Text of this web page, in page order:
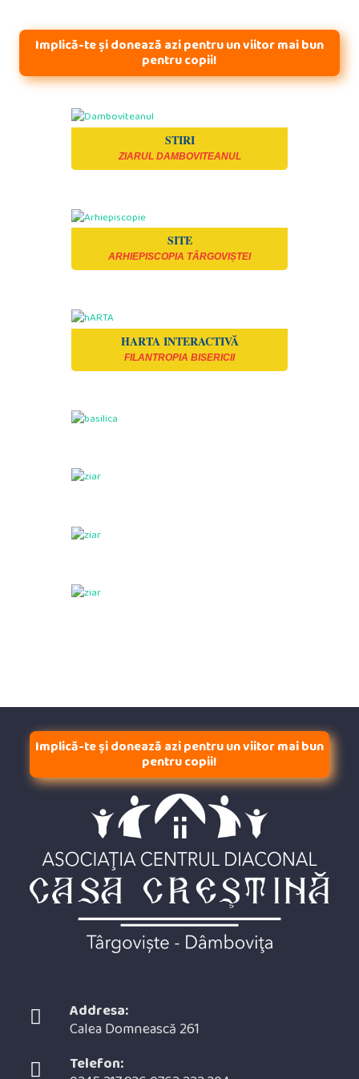
Implică-te și donează azi pentru un viitor mai bun
pentru copii!
STIRI
ZIARUL DAMBOVITEANUL
SITE
ARHIEPISCOPIA TÂRGOVIȘTEI
HARTA INTERACTIVĂ
FILANTROPIA BISERICII
Implică-te și donează azi pentru un viitor mai bun
pentru copii!
Addresa:
Calea Domnească 261
Telefon: